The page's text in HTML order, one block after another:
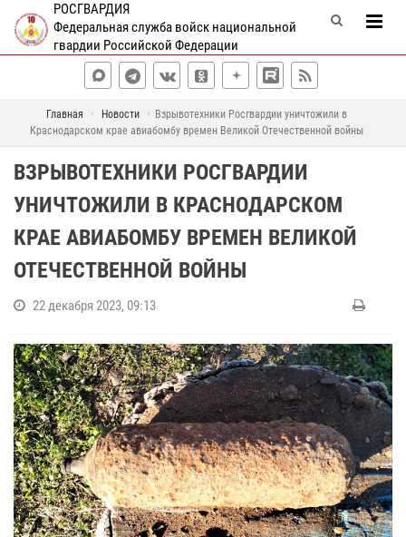
РОСГВАРДИЯ
Федеральная служба войск национальной
гвардии Российской Федерации
Главная Новости
Взрывотехники Росгвардии уничтожили в
Краснодарском крае авиабомбу времен Великой Отечественной войны
ВЗРЫВОТЕХНИКИ РОСГВАРДИИ
УНИЧТОЖИЛИ В КРАСНОДАРСКОМ
КРАЕ АВИАБОМБУ ВРЕМЕН ВЕЛИКОЙ
ОТЕЧЕСТВЕННОЙ ВОЙНЫ
22 декабря 2023, 09:13